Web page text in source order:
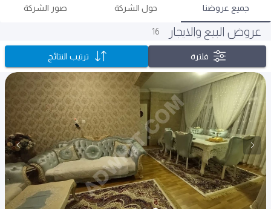
جميع عروضنا حول الشركة صور الشركة
عروض البيع والايجار 16
فلترة ترتيب النتائج